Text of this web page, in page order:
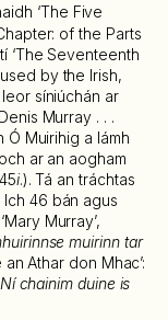
‘The Five
of the Parts
‘The Seventeenth
by the Irish,
síniúchán ar
Murray . . .
Ó Muirihig a lámh
ar an aogham
i.). Tá an tráchtas
46 bán agus
Murray’,
muirinn tar
an Athar don Mhac’:
Ní chainim duine is